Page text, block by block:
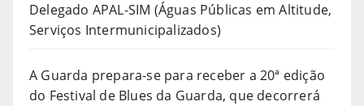
Delegado APAL-SIM (Águas Públicas em Altitude,
Serviços Intermunicipalizados)
A Guarda prepara-se para receber a 20ª edição
do Festival de Blues da Guarda, que decorrerá